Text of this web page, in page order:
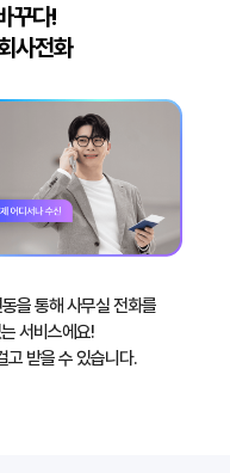
꾸다!
사전화
을 통해 사무실 전화를
서비스에요!
고 받을 수 있습니다.